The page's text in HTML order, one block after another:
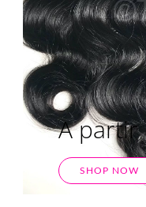
A partir
SHOP NOW